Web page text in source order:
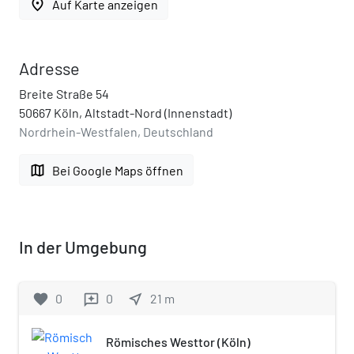
place Auf Karte anzeigen
Adresse
Breite Straße 54
50667 Köln, Altstadt-Nord (Innenstadt)
Nordrhein-Westfalen, Deutschland
map Bei Google Maps öffnen
In der Umgebung
favorite 0 reviews 0 near_me 21 m
Römisches Westtor (Köln)